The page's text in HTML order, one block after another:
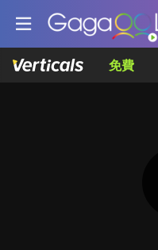
免費